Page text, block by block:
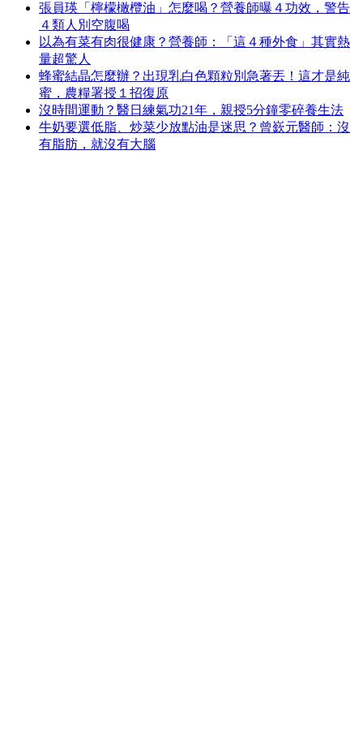
張員瑛「檸檬橄欖油」怎麼喝？營養師曝４功效，警告
４類人別空腹喝
以為有菜有肉很健康？營養師：「這４種外食」其實熱
量超驚人
蜂蜜結晶怎麼辦？出現乳白色顆粒別急著丟！這才是純
蜜，農糧署授１招復原
沒時間運動？醫日練氣功21年，親授5分鐘零碎養生法
牛奶要選低脂、炒菜少放點油是迷思？曾嶔元醫師：沒
有脂肪，就沒有大腦